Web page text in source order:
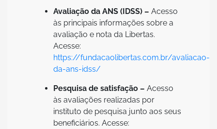
Avaliação da ANS (IDSS) – Acesso
às principais informações sobre a
avaliação e nota da Libertas.
Acesse:
https://fundacaolibertas.com.br/avaliacao-
da-ans-idss/
Pesquisa de satisfação – Acesso
às avaliações realizadas por
instituto de pesquisa junto aos seus
beneficiários. Acesse: